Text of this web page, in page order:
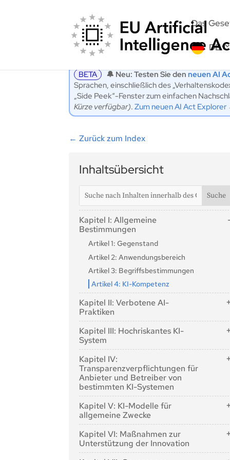
Das
DE
BETA 🔔 Neu: Testen Sie denneuen AI
Sprachen, einschließlich des
„Side Peek“-Fenster zum einfachen
Kürze verfügbar).Zum neuen AI Act Explorer
←Zurück zum Index
Inhaltsübersicht
Kapitel I: Allgemeine
Bestimmungen
Artikel 1: Gegenstand
Artikel 2: Anwendungsbereich
Artikel 3: Begriffsbestimmungen
Artikel 4: KI-Kompetenz
Kapitel II: Verbotene AI-
Praktiken
Artikel 5: Verbotene AI-Praktiken
Kapitel III: Hochriskantes KI-
System
Abschnitt 1: Einstufung von KI-
Systemen als hochriskant
Artikel 6: Klassifizierungsregeln für KI-
Systeme mit hohem Risiko
Artikel 7: Änderungen des Anhangs III
Abschnitt 2: Anforderungen an
hochriskante KI-Systeme
Artikel 8: Erfüllung der Anforderungen
Artikel 9: Risikomanagementsystem
Kapitel IV:
Transparenzverpflichtungen für
Anbieter und Betreiber von
bestimmten KI-Systemen
Artikel 50: Transparenzverpflichtungen für
Anbieter und Betreiber von bestimmten KI-
Systemen
Kapitel V: KI-Modelle für
allgemeine Zwecke
Abschnitt 1: Einstufungsregeln
Artikel 51: Einstufung von KI-Modellen für
allgemeine Zwecke als KI-Modelle für
Kapitel VI: Maßnahmen zur
Unterstützung der Innovation
Artikel 57: Regulierungssandkästen für KI